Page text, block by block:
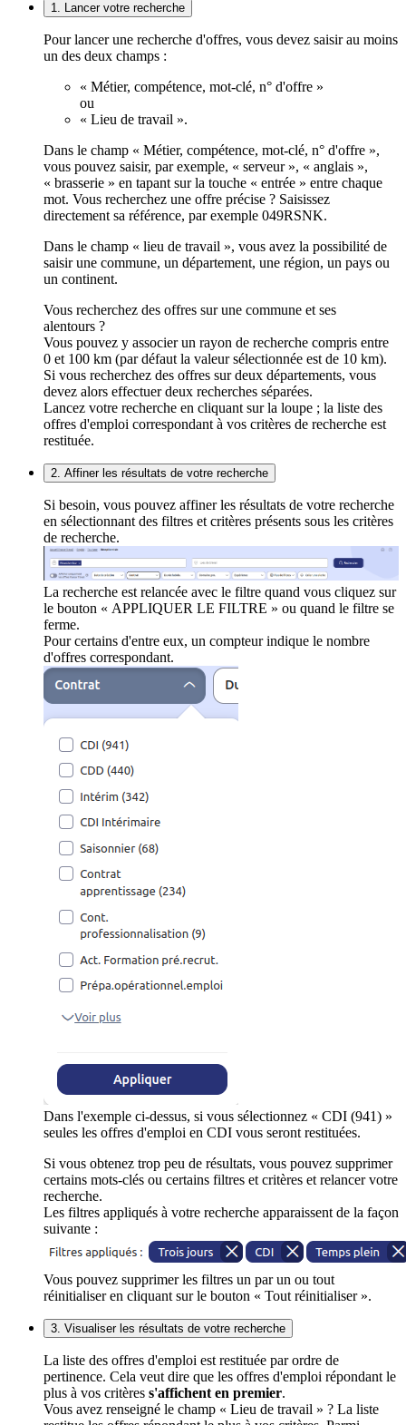
1. Lancer votre recherche
Pour lancer une recherche d'offres, vous devez saisir au moins
un des deux champs :
« Métier, compétence, mot-clé, n° d'offre »
ou
« Lieu de travail ».
Dans le champ « Métier, compétence, mot-clé, n° d'offre »,
vous pouvez saisir, par exemple, « serveur », « anglais »,
« brasserie » en tapant sur la touche « entrée » entre chaque
mot. Vous recherchez une offre précise ? Saisissez
directement sa référence, par exemple 049RSNK.
Dans le champ « lieu de travail », vous avez la possibilité de
saisir une commune, un département, une région, un pays ou
un continent.
Vous recherchez des offres sur une commune et ses
alentours ?
Vous pouvez y associer un rayon de recherche compris entre
0 et 100 km (par défaut la valeur sélectionnée est de 10 km).
Si vous recherchez des offres sur deux départements, vous
devez alors effectuer deux recherches séparées.
Lancez votre recherche en cliquant sur la loupe ; la liste des
offres d'emploi correspondant à vos critères de recherche est
restituée.
2. Affiner les résultats de votre recherche
Si besoin, vous pouvez affiner les résultats de votre recherche
en sélectionnant des filtres et critères présents sous les critères
de recherche.
La recherche est relancée avec le filtre quand vous cliquez sur
le bouton « APPLIQUER LE FILTRE » ou quand le filtre se
ferme.
Pour certains d'entre eux, un compteur indique le nombre
d'offres correspondant.
Dans l'exemple ci-dessus, si vous sélectionnez « CDI (941) »
seules les offres d'emploi en CDI vous seront restituées.
Si vous obtenez trop peu de résultats, vous pouvez supprimer
certains mots-clés ou certains filtres et critères et relancer votre
recherche.
Les filtres appliqués à votre recherche apparaissent de la façon
suivante :
Vous pouvez supprimer les filtres un par un ou tout
réinitialiser en cliquant sur le bouton « Tout réinitialiser ».
3. Visualiser les résultats de votre recherche
La liste des offres d'emploi est restituée par ordre de
pertinence. Cela veut dire que les offres d'emploi répondant le
plus à vos critères s'affichent en premier.
Vous avez renseigné le champ « Lieu de travail » ? La liste